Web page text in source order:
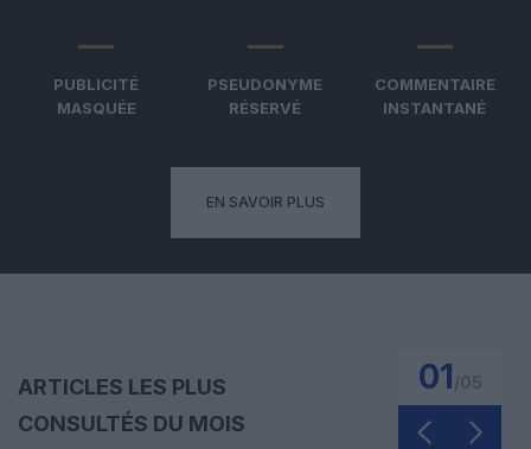
PUBLICITÉ
MASQUÉE
PSEUDONYME
RÉSERVÉ
COMMENTAIRE
INSTANTANÉ
EN SAVOIR PLUS
ARTICLES LES PLUS
CONSULTÉS DU MOIS
01